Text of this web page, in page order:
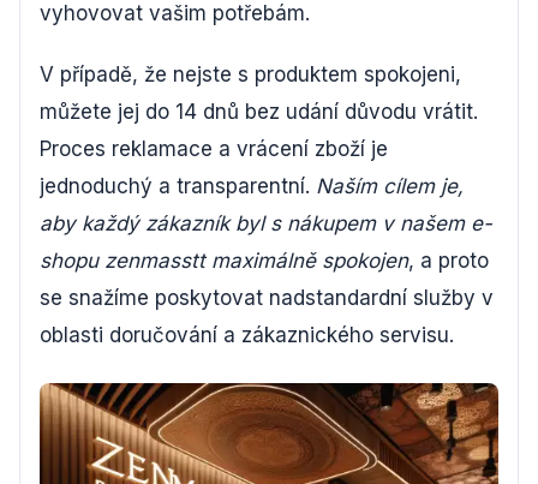
vyhovovat vašim potřebám.
V případě, že nejste s produktem spokojeni,
můžete jej do 14 dnů bez udání důvodu vrátit.
Proces reklamace a vrácení zboží je
jednoduchý a transparentní. Naším cílem je,
aby každý zákazník byl s nákupem v našem e-
shopu zenmasstt maximálně spokojen, a proto
se snažíme poskytovat nadstandardní služby v
oblasti doručování a zákaznického servisu.